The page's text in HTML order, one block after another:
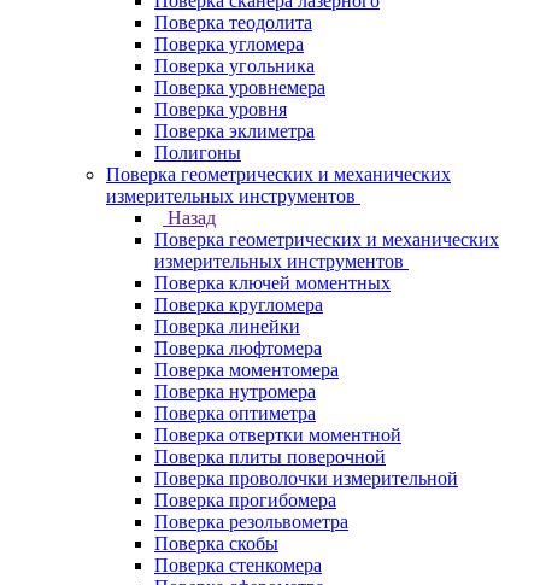
Поверка теодолита
Поверка угломера
Поверка угольника
Поверка уровнемера
Поверка уровня
Поверка эклиметра
Полигоны
Поверка геометрических и механических
измерительных инструментов
Назад
Поверка геометрических и механических
измерительных инструментов
Поверка ключей моментных
Поверка кругломера
Поверка линейки
Поверка люфтомера
Поверка моментомера
Поверка нутромера
Поверка оптиметра
Поверка отвертки моментной
Поверка плиты поверочной
Поверка проволочки измерительной
Поверка прогибомера
Поверка резольвометра
Поверка скобы
Поверка стенкомера